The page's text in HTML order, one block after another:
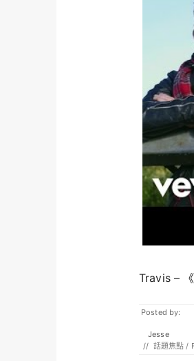
Travis –
Posted by:
Jesse
// 話題焦點 /